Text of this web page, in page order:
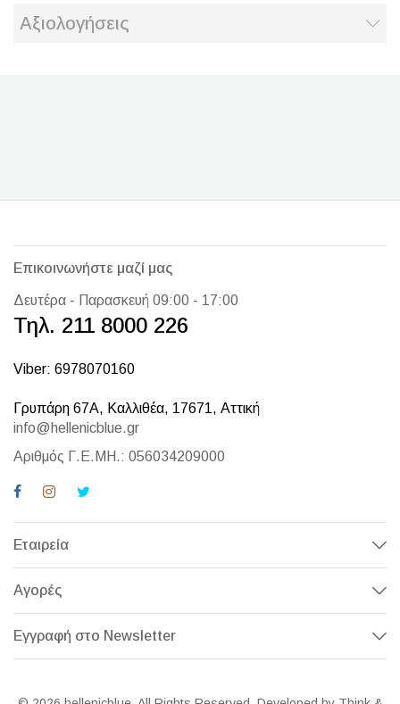
Αξιολογήσεις
Επικοινωνήστε μαζί μας
Δευτέρα - Παρασκευή 09:00 - 17:00
Τηλ. 211 8000 226
Viber: 6978070160
Γρυπάρη 67Α, Καλλιθέα, 17671, Αττική
info@hellenicblue.gr
Αριθμός Γ.Ε.ΜΗ.: 056034209000
Εταιρεία
Αγορές
Εγγραφή στο Newsletter